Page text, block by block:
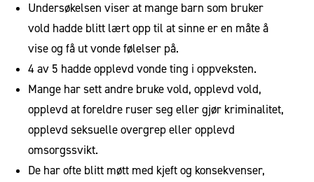
Undersøkelsen viser at mange barn som bruker
vold hadde blitt lært opp til at sinne er en måte å
vise og få ut vonde følelser på.
4 av 5 hadde opplevd vonde ting i oppveksten.
Mange har sett andre bruke vold, opplevd vold,
opplevd at foreldre ruser seg eller gjør kriminalitet,
opplevd seksuelle overgrep eller opplevd
omsorgssvikt.
De har ofte blitt møtt med kjeft og konsekvenser,